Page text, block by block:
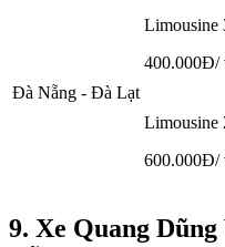
Đà Nẵng - Đà Lạt
Limousine
400.000Đ/
Limousine
600.000Đ/
9. Xe Quang